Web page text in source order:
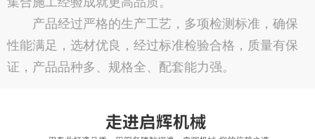
产品经过严格的生产工艺，多项检测标准，确保
性能满足，选材优良，经过标准检验合格，质量有保
证，产品品种多、规格全、配套能力强。